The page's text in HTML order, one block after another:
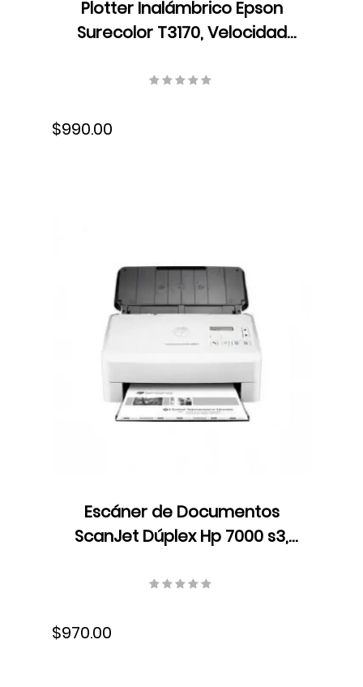
Plotter Inalámbrico Epson
Surecolor T3170, Velocidad
Resolución 2400 x 1200 dpi,
$990.00
Escáner de Documentos
ScanJet Dúplex Hp 7000 s3,
ppm/150 ipm, Resolución 600
$970.00